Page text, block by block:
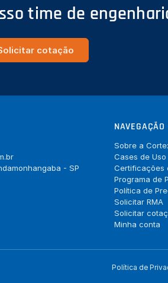
time de
cotação
- SP
NAVEGAÇÃO
Sobre a
Cases de Uso
Certificações
Programa de
Política de
Solicitar RMA
Solicitar
Minha conta
Política de